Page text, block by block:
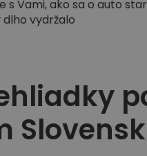
s Vami, ako sa o auto
vydržalo